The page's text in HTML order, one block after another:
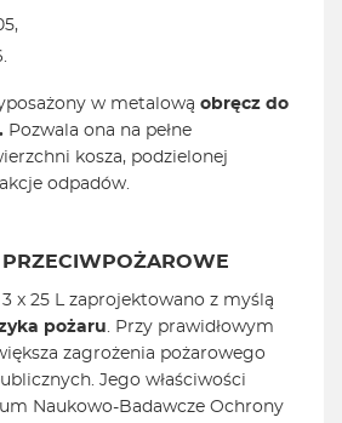
w metalową obręcz do
Pozwala ona na pełne
kosza, podzielonej
odpadów.
3 x 25 L zaprojektowano z myślą
pożaru. Przy prawidłowym
zagrożenia pożarowego
Jego właściwości
Naukowo-Badawcze Ochrony